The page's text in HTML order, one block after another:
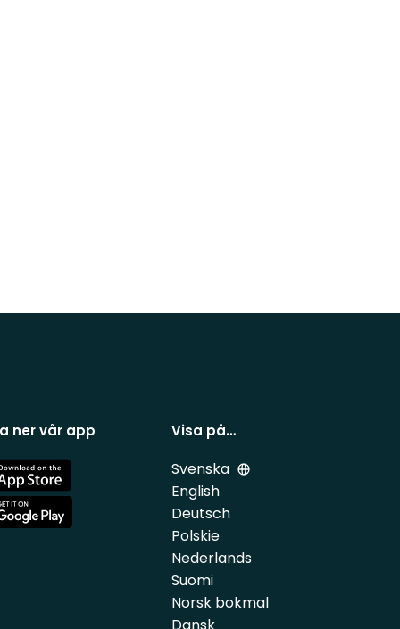
ner vår app Visa på…
Svenska
English
Deutsch
Polskie
Nederlands
Suomi
Norsk bokmal
Dansk